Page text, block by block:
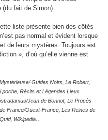
(du fait de Simon).
liste présente bien des côtés
pas normal et évident lorsque
de leurs mystères. Toujours est
», d’où qu’elle vienne est
Guides Noirs, Le Robert,
poche, Récits et Légendes Lieux
Jean de Bonnot, Le Procès
France/Ouest-France, Les Reines de
Wikipedia…